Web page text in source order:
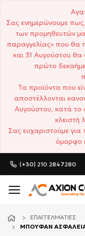
Σας ενημερώνουμε
των προμηθευτών
παραγγελίας» που θα
και 31 Αυγούστου θα
πρώτο
Τα προϊόντα που
αποστέλλονται
Αυγούστου, κατά το
κλειστή
Σας ευχαριστούμε
όμορφο
(+30) 210 2847280
ΕΠΑΓΓΕΛΜΑΤΊΕΣ
ΜΠΟΥΦΑΝ